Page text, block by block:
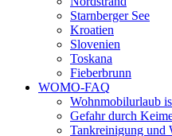
Starnberger See
Kroatien
Slovenien
Toskana
Fieberbrunn
WOMO-FAQ
Wohnmobilurlaub
Gefahr durch
Tankreinigung und